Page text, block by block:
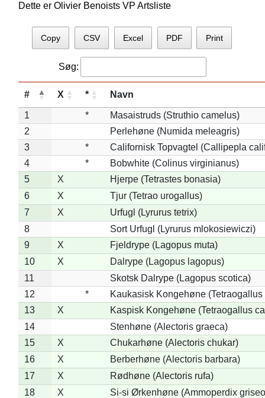
Dette er Olivier Benoists VP Artsliste
Copy CSV Excel PDF Print
Søg:
# X * Navn
1 *
Masaistruds (Struthio camelus)
2
Perlehøne (Numida meleagris)
3
*
Californisk Topvagtel (Callipepla
4
*
Bobwhite (Colinus virginianus)
5
X
Hjerpe (Tetrastes bonasia)
6
X
Tjur (Tetrao urogallus)
7
X
Urfugl (Lyrurus tetrix)
8
Sort Urfugl (Lyrurus mlokosiewiczi)
9
X
Fjeldrype (Lagopus muta)
10
X
Dalrype (Lagopus lagopus)
11
Skotsk Dalrype (Lagopus scotica)
12
*
Kaukasisk Kongehøne
13
X
Kaspisk Kongehøne (Tetraogallus
14
Stenhøne (Alectoris graeca)
15
X
Chukarhøne (Alectoris chukar)
16
X
Berberhøne (Alectoris barbara)
17
X
Rødhøne (Alectoris rufa)
18
X
Si-si Ørkenhøne (Ammoperdix